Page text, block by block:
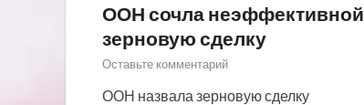
ООН сочла неэффективной
зерновую сделку
Оставьте комментарий
ООН назвала зерновую сделку